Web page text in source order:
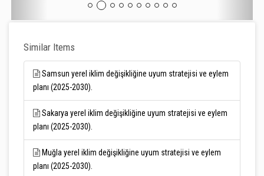
Similar Items
Samsun yerel iklim değişikliğine uyum stratejisi ve eylem
planı (2025-2030).
Sakarya yerel iklim değişikliğine uyum stratejisi ve eylem
planı (2025-2030).
Muğla yerel iklim değişikliğine uyum stratejisi ve eylem
planı (2025-2030).